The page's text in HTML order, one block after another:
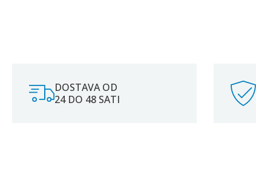
DOSTAVA OD
24 DO 48 SATI